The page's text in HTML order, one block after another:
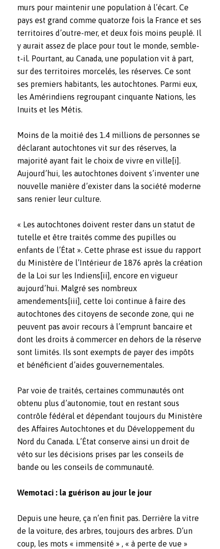
murs pour maintenir une population à l’écart. Ce
pays est grand comme quatorze fois la France et ses
territoires d’outre-mer, et deux fois moins peuplé. Il
y aurait assez de place pour tout le monde, semble-
t-il. Pourtant, au Canada, une population vit à part,
sur des territoires morcelés, les réserves. Ce sont
ses premiers habitants, les autochtones. Parmi eux,
les Amérindiens regroupant cinquante Nations, les
Inuits et les Métis.
Moins de la moitié des 1.4 millions de personnes se
déclarant autochtones vit sur des réserves, la
majorité ayant fait le choix de vivre en ville [i].
Aujourd’hui, les autochtones doivent s’inventer une
nouvelle manière d’exister dans la société moderne
sans renier leur culture.
« Les autochtones doivent rester dans un statut de
tutelle et être traités comme des pupilles ou
enfants de l’État ». Cette phrase est issue du rapport
du Ministère de l’Intérieur de 1876 après la création
de la Loi sur les Indiens [ii], encore en vigueur
aujourd’hui. Malgré ses nombreux
amendements [iii], cette loi continue à faire des
autochtones des citoyens de seconde zone, qui ne
peuvent pas avoir recours à l’emprunt bancaire et
dont les droits à commercer en dehors de la réserve
sont limités. Ils sont exempts de payer des impôts
et bénéficient d’aides gouvernementales.
Par voie de traités, certaines communautés ont
obtenu plus d’autonomie, tout en restant sous
contrôle fédéral et dépendant toujours du Ministère
des Affaires Autochtones et du Développement du
Nord du Canada. L’État conserve ainsi un droit de
véto sur les décisions prises par les conseils de
bande ou les conseils de communauté.
Wemotaci : la guérison au jour le jour
Depuis une heure, ça n’en finit pas. Derrière la vitre
de la voiture, des arbres, toujours des arbres. D’un
coup, les mots « immensité » , « à perte de vue »